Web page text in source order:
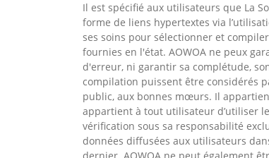
Il est spécifié aux utilisateurs que La
forme de liens hypertextes via
ses soins pour sélectionner et
fournies en l'état. AOWOA ne peux
d'erreur, ni garantir sa complétude,
compilation puissent être considérés
public, aux bonnes mœurs. Il
appartient à tout utilisateur d’utiliser
vérification sous sa responsabilité
données diffusées aux utilisateurs